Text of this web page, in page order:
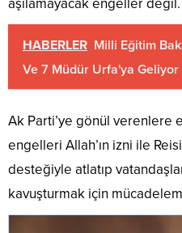
aşılamayacak engeller değil.
HABERLER Milli Eğitim
Ve 7 Müdür Urfa'ya Geliyor
Ak Parti’ye gönül verenlere
engelleri Allah’ın izni ile
desteğiyle atlatıp
kavuşturmak için